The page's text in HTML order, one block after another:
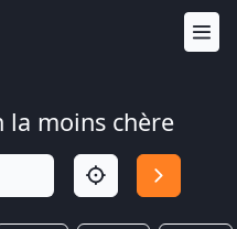
la moins chère